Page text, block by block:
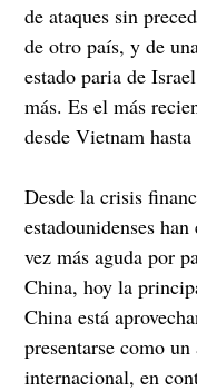
de ataques sin
de otro país, y de
estado paria de
más. Es el más
desde Vietnam
Desde la crisis
estadounidenses
vez más aguda por
China, hoy la
China está
presentarse como
internacional, en